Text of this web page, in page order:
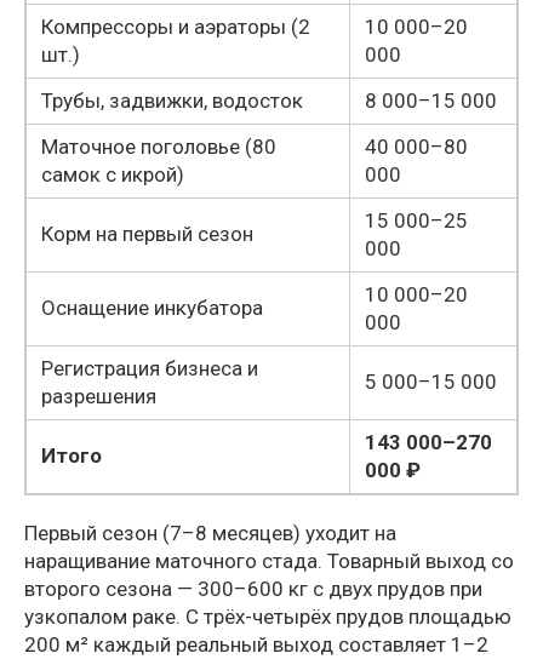
Компрессоры и аэраторы (2
шт.)
10 000–20
000
Трубы, задвижки, водосток
8 000–15 000
Маточное поголовье (80
самок с икрой)
40 000–80
000
Корм на первый сезон
15 000–25
000
Оснащение инкубатора
10 000–20
000
Регистрация бизнеса и
разрешения
5 000–15 000
Итого
143 000–270
000 ₽
Первый сезон (7–8 месяцев) уходит на
наращивание маточного стада. Товарный выход со
второго сезона — 300–600 кг с двух прудов при
узкопалом раке. С трёх-четырёх прудов площадью
200 м² каждый реальный выход составляет 1–2